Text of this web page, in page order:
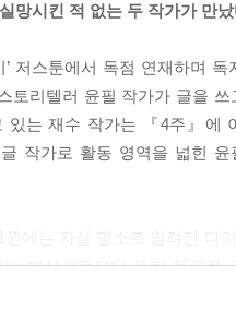
망시킨 적 없는 두 작가가 만
’ 저스툰에서 독점 연재하며
토리텔러 윤필 작가가 글을
있는 재수 작가는 『4주』에
작가로 활동 영역을 넓힌
능박사 B로부터 무한 동기화
리는 이들이라면 두 작가의 완